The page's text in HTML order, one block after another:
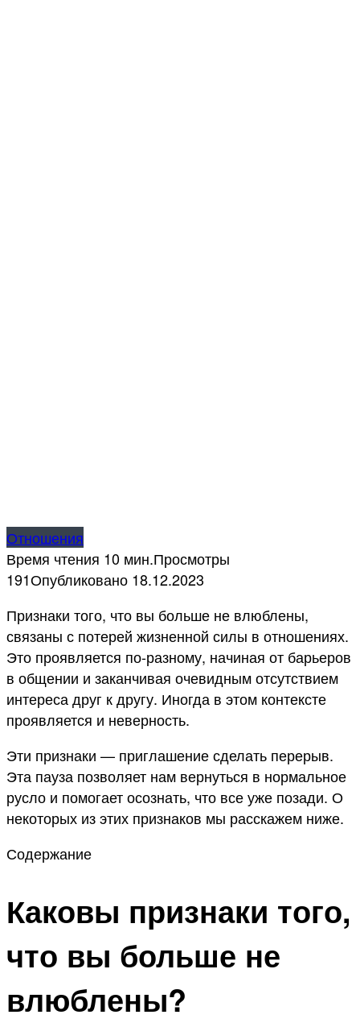
Отношения
Время чтения 10 мин.Просмотры
191Опубликовано 18.12.2023
Признаки того, что вы больше не влюблены,
связаны с потерей жизненной силы в отношениях.
Это проявляется по-разному, начиная от барьеров
в общении и заканчивая очевидным отсутствием
интереса друг к другу. Иногда в этом контексте
проявляется и неверность.
Эти признаки — приглашение сделать перерыв.
Эта пауза позволяет нам вернуться в нормальное
русло и помогает осознать, что все уже позади. О
некоторых из этих признаков мы расскажем ниже.
Содержание
Каковы признаки того,
что вы больше не
влюблены?